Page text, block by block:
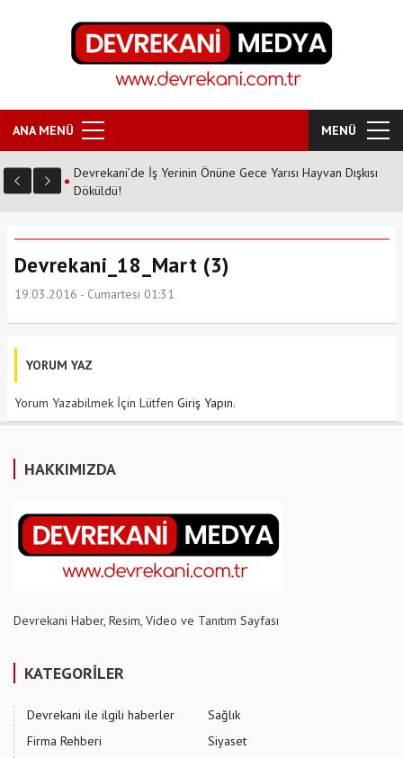
ANA MENÜ MENÜ
Devrekani’de İş Yerinin Önüne Gece Yarısı Hayvan Dışkısı
Döküldü!
Devrekani_18_Mart (3)
19.03.2016 - Cumartesi 01:31
YORUM YAZ
Yorum Yazabilmek İçin Lütfen Giriş Yapın.
HAKKIMIZDA
Devrekani Haber, Resim, Video ve Tanıtım Sayfası
KATEGORİLER
Devrekani ile ilgili haberler
Firma Rehberi
Sağlık
Siyaset